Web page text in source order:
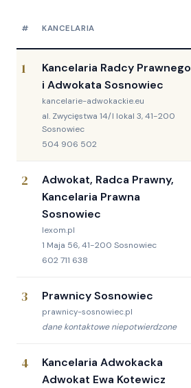
# KANCELARIA
1
Kancelaria Radcy Prawnego
i Adwokata Sosnowiec
kancelarie-adwokackie.eu
al. Zwycięstwa 14/I lokal 3, 41-200
Sosnowiec
504 906 502
2
Adwokat, Radca Prawny,
Kancelaria Prawna
Sosnowiec
lexom.pl
1 Maja 56, 41-200 Sosnowiec
602 711 638
3 Prawnicy Sosnowiec
prawnicy-sosnowiec.pl
dane kontaktowe niepotwierdzone
4
Kancelaria Adwokacka
Adwokat Ewa Kotewicz